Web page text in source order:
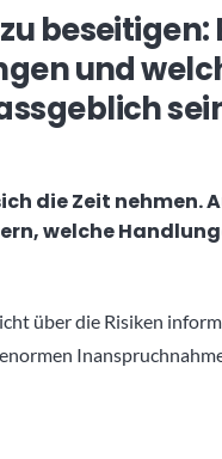
beseitigen:
und
die Zeit nehmen.
welche
über die Risiken